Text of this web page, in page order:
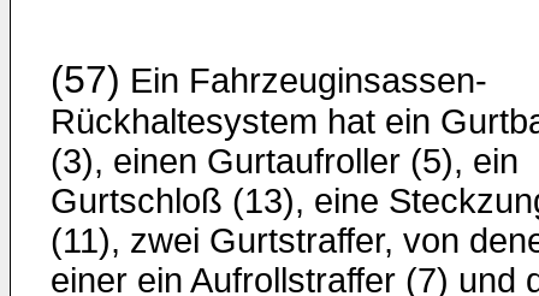
(57) Ein Fahrzeuginsassen-
Rückhaltesystem hat ein
(3), einen Gurtaufroller (5), ein
Gurtschloß (13), eine
(11), zwei Gurtstraffer, von
einer ein Aufrollstraffer (7) und